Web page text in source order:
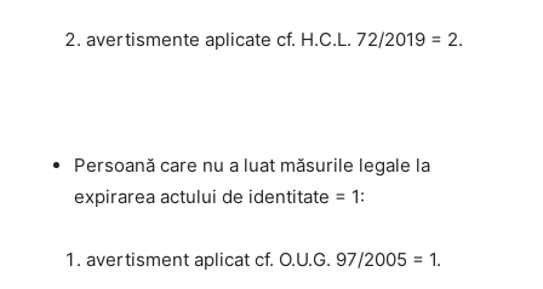
avertismente aplicate cf. H.C.L. 72/2019 = 2.
Persoană care nu a luat măsurile legale la
expirarea actului de identitate = 1:
avertisment aplicat cf. O.U.G. 97/2005 = 1.